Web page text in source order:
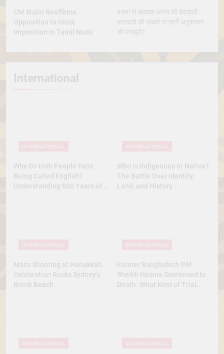
CM Stalin Reaffirms
Opposition to Hindi
Imposition in Tamil Nadu
बसपा से आकाश आनंद की बेदखली:
मायावती की सख्ती या पार्टी अनुशासन
की मजबूरी?
International
Why Do Irish People Hate
Being Called English?
Understanding 800 Years of
Who is Indigenous or Native?
The Battle Over Identity,
Land, and History
Mass Shooting at Hanukkah
Celebration Rocks Sydney’s
Bondi Beach
Former Bangladesh PM
Sheikh Hasina Sentenced to
Death: What Kind of Trial